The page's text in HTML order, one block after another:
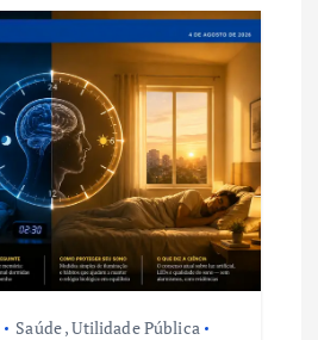
Saúde,Utilidade Pública